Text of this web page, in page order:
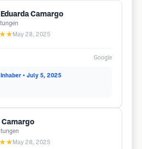
Camargo
May 28, 2025
Google
• July 5, 2025
Camargo
May 28, 2025